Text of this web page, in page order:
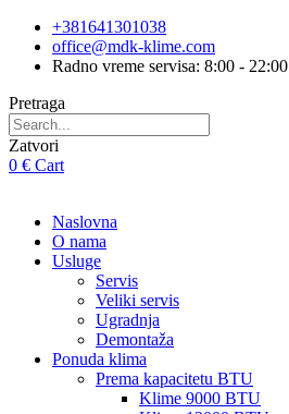
Skip
content
+381641301038
office@mdk-klime.com
Radno vreme servisa: 8:00 - 22:00
Pretraga
Zatvori
0 € Cart
Naslovna
O nama
Usluge
Servis
Veliki servis
Ugradnja
Demontaža
Ponuda klima
Prema kapacitetu BTU
Klime 9000 BTU